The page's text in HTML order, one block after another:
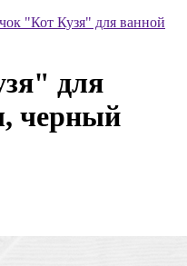
"Кот Кузя" для ванной
для
черный